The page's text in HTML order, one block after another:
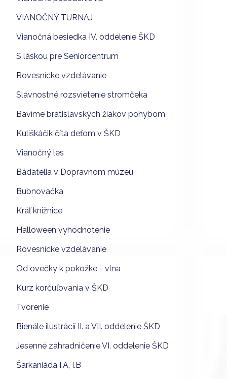
VIANOČNÝ TURNAJ
Vianočná besiedka IV. oddelenie ŠKD
S láskou pre Seniorcentrum
Rovesnícke vzdelávanie
Slávnostné rozsvietenie stromčeka
Bavíme bratislavských žiakov pohybom
Kuliškáčik číta deťom v ŠKD
Vianočný les
Bádatelia v Dopravnom múzeu
Bubnovačka
Kráľ knižnice
Halloween vyhodnotenie
Rovesnícke vzdelávanie
Od ovečky k pokožke - vlna
Kurz korčuľovania v ŠKD
Tvorenie
Bienále ilustrácií II. a VII. oddelenie ŠKD
Jesenné záhradničenie VI. oddelenie ŠKD
Šarkaniáda I.A, I.B